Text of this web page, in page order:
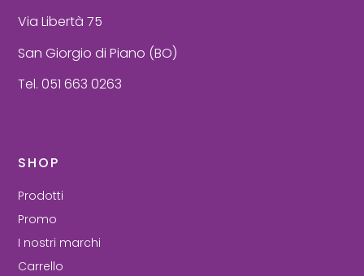
Via Libertà 75
San Giorgio di Piano (BO)
Tel. 051 663 0263
SHOP
Prodotti
Promo
I nostri marchi
Carrello